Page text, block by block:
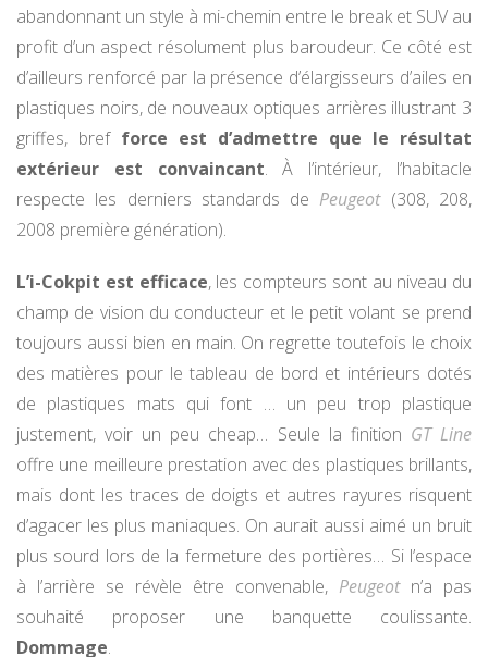
abandonnant un style à mi-chemin entre le break et SUV au
profit d’un aspect résolument plus baroudeur. Ce côté est
d’ailleurs renforcé par la présence d’élargisseurs d’ailes en
plastiques noirs, de nouveaux optiques arrières illustrant 3
griffes, bref force est d’admettre que le résultat
extérieur est convaincant. À l’intérieur, l’habitacle
respecte les derniers standards de Peugeot (308, 208,
2008 première génération).
L’i-Cokpit est efficace, les compteurs sont au niveau du
champ de vision du conducteur et le petit volant se prend
toujours aussi bien en main. On regrette toutefois le choix
des matières pour le tableau de bord et intérieurs dotés
de plastiques mats qui font … un peu trop plastique
justement, voir un peu cheap… Seule la finition GT Line
offre une meilleure prestation avec des plastiques brillants,
mais dont les traces de doigts et autres rayures risquent
d’agacer les plus maniaques. On aurait aussi aimé un bruit
plus sourd lors de la fermeture des portières… Si l’espace
à l’arrière se révèle être convenable, Peugeotn’a pas
souhaité proposer une banquette coulissante.
Dommage.